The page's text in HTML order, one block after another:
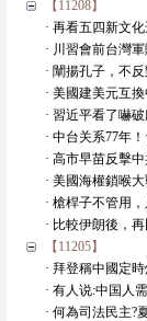
【11208】
· 再看五四新文
· 川習會前台灣
· 闡揚孔子，不
· 美國建美元互
· 習近平看了嚇
· 中台关系77年
· 高市早苗反擊
· 美國海權鎖喉
· 槍桿子不管用
· 比較伊朗後，
【11205】
· 拜登稱中國定
· 有人说:中国人
· 何為司法民主?